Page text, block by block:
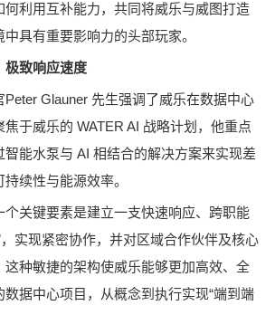
何利用互补能力，共同将威乐与威图打造
具有重要影响力的头部玩家。
极致响应速度
Peter Glauner 先生强调了威乐在数据中心
于威乐的 WATER AI 战略计划，他重点
智能水泵与 AI 相结合的解决方案来实现差
续性与能源效率。
个关键要素是建立一支快速响应、跨职能
，实现紧密协作，并对区域合作伙伴及核心
这种敏捷的架构使威乐能够更加高效、全
据中心项目，从概念到执行实现“端到端